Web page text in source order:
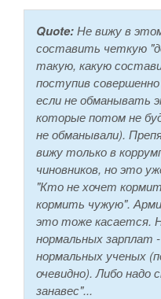
Quote:Не вижу в
составить четкую
такую, какую
поступив
если не обманывать
которые потом не
не обманывали).
вижу только в
чиновников, но это
"Кто не хочет
кормить чужую".
это тоже касается.
нормальных зарплат
нормальных ученых
очевидно). Либо надо
занавес"...